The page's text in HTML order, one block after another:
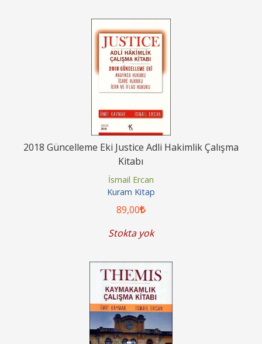
2018 Güncelleme Eki Justice Adli Hakimlik Çalışma
Kitabı
İsmail Ercan
Kuram Kitap
89,00
Stokta yok